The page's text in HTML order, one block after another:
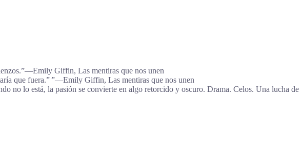
Giffin, Las mentiras que nos unen
que fuera.” ”―Emily Giffin, Las mentiras que nos unen
no lo está, la pasión se convierte en algo retorcido y oscuro. Drama. Celos. Una lucha de